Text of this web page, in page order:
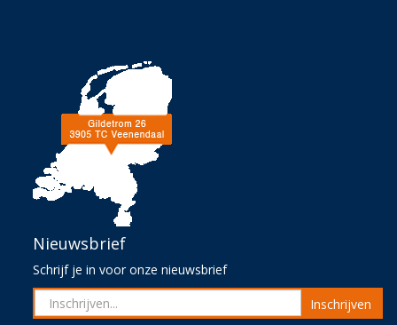
Nieuwsbrief
Schrijf je in voor onze nieuwsbrief
Inschrijven